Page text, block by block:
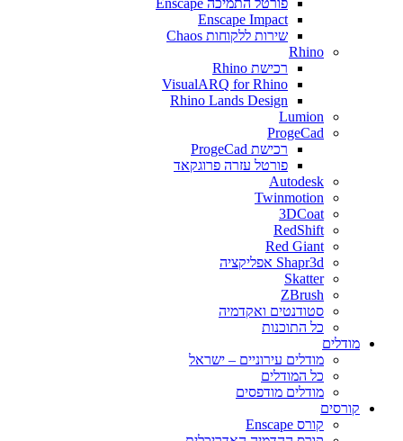
פורטל התמיכה Enscape
Enscape Impact
שירות ללקוחות Chaos
Rhino
רכישת Rhino
VisualARQ for Rhino
Rhino Lands Design
Lumion
ProgeCad
רכישת ProgeCad
פורטל עזרה פרוגקאד
Autodesk
Twinmotion
3DCoat
RedShift
Red Giant
Shapr3d אפליקציה
Skatter
ZBrush
סטודנטים ואקדמיה
כל התוכנות
מודלים
מודלים עירוניים – ישראל
כל המודלים
מודלים מודפסים
קורסים
קורס Enscape